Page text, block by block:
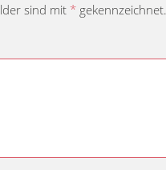
sind mit * gekennzeichnet.